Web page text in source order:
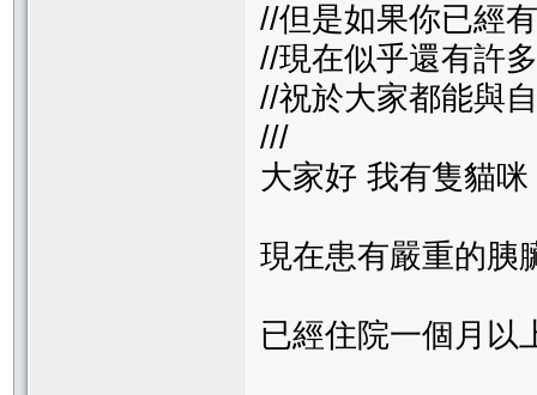
//但是如果你已經
//現在似乎還有許
//祝於大家都能與
///
大家好 我有隻貓
現在患有嚴重的胰
已經住院一個月以